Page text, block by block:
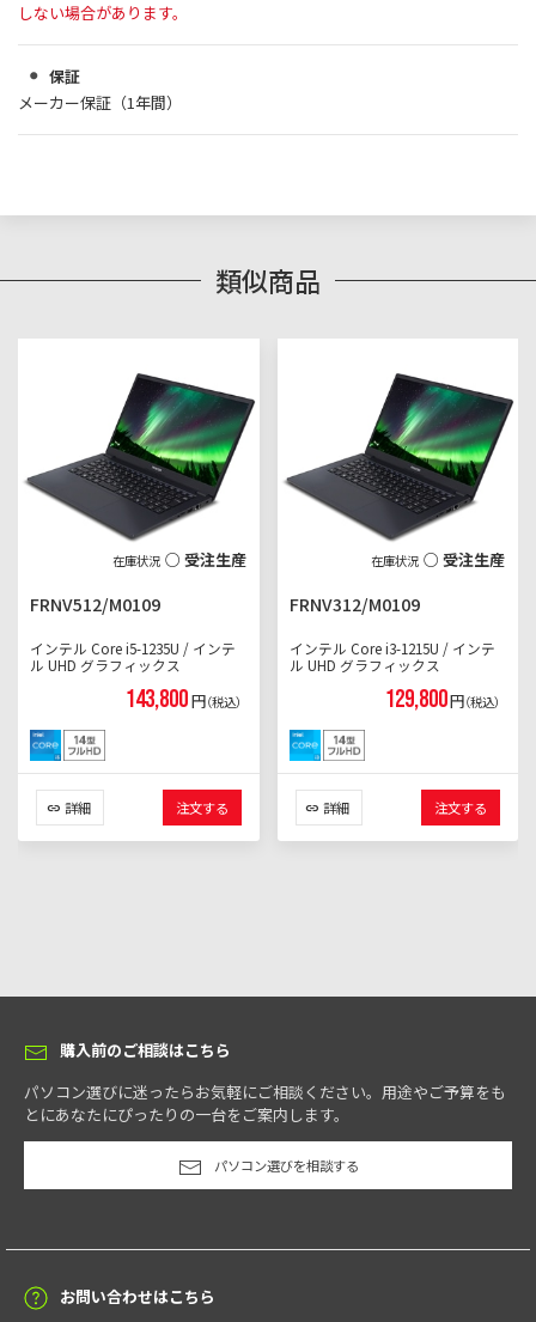
しない場合があります。
保証
メーカー保証（1年間）
類似商品
○ 受注生産
FRNV512/M0109
インテル Core i5-1235U / インテ
ル UHD グラフィックス
143,800円（税込）
詳細 注文する
○ 受注生産
FRNV312/M0109
インテル Core i3-1215U / インテ
ル UHD グラフィックス
129,800円（税込）
詳細 注文する
購入前のご相談はこちら
パソコン選びに迷ったらお気軽にご相談ください。用途やご予算をも
とにあなたにぴったりの一台をご案内します。
パソコン選びを相談する
お問い合わせはこちら